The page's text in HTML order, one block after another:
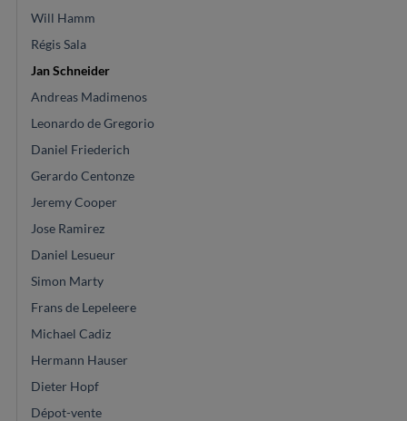
Will Hamm
Régis Sala
Jan Schneider
Andreas Madimenos
Leonardo de Gregorio
Daniel Friederich
Gerardo Centonze
Jeremy Cooper
Jose Ramirez
Daniel Lesueur
Simon Marty
Frans de Lepeleere
Michael Cadiz
Hermann Hauser
Dieter Hopf
Dépot-vente